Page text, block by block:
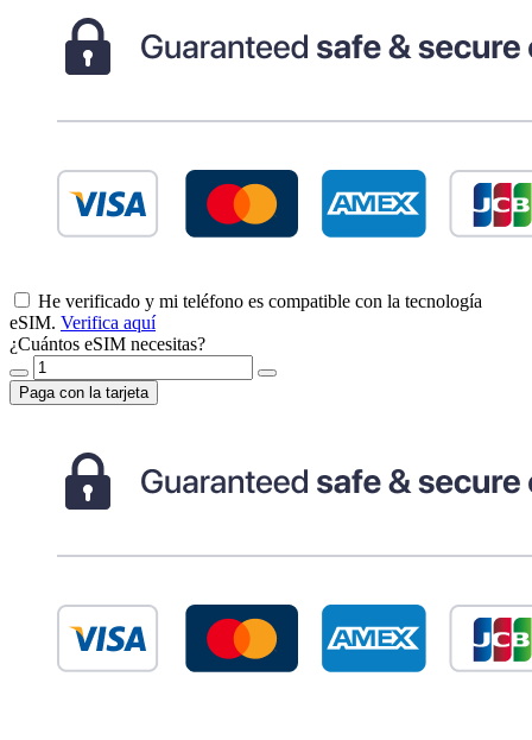
He verificado y mi teléfono es compatible con la tecnología
eSIM. Verifica aquí
¿Cuántos eSIM necesitas?
Paga con la tarjeta